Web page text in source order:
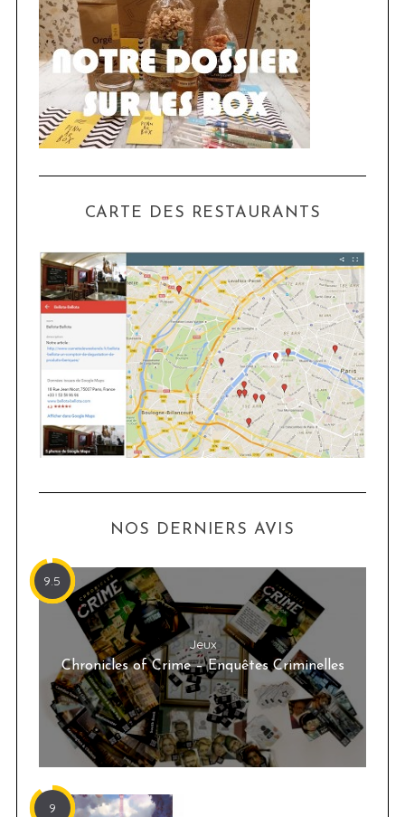
CARTE DES RESTAURANTS
NOS DERNIERS AVIS
9.5
Jeux
Chronicles of Crime – Enquêtes Criminelles
9